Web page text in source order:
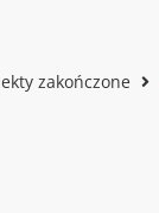
zakończone